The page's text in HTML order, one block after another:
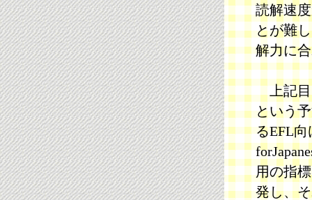
読解速
とが難
解力に
上記目
という
るEFL向
用の指
発し、